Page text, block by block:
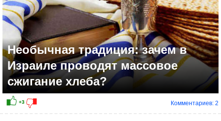
Необычная традиция: зачем в
Израиле проводят массовое
сжигание хлеба?
Комментариев: 2